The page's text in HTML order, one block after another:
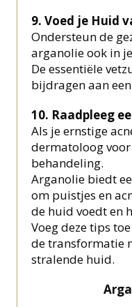
9. Voed je Huid
Ondersteun de
arganolie ook in
De essentiële
bijdragen aan
10. Raadpleeg
Als je ernstige
dermatoloog
behandeling.
Arganolie biedt
om puistjes en
de huid voedt en
Voeg deze tips
de transformatie
stralende huid.